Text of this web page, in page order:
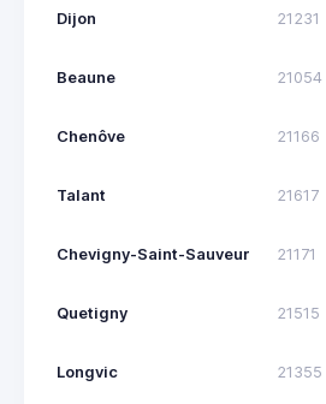
Dijon 21231
Beaune 21054
Chenôve 21166
Talant 21617
Chevigny-Saint-Sauveur 21171
Quetigny 21515
Longvic 21355